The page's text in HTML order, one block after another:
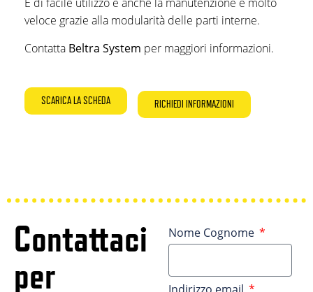
veloce grazie alla modularità delle parti interne.
Contatta Beltra System per maggiori informazioni.
SCARICA LA SCHEDA RICHIEDI INFORMAZIONI
Contattaci
per
Nome Cognome